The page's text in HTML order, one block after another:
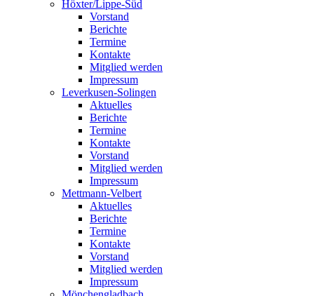
Höxter/Lippe-Süd
Vorstand
Berichte
Termine
Kontakte
Mitglied werden
Impressum
Leverkusen-Solingen
Aktuelles
Berichte
Termine
Kontakte
Vorstand
Mitglied werden
Impressum
Mettmann-Velbert
Aktuelles
Berichte
Termine
Kontakte
Vorstand
Mitglied werden
Impressum